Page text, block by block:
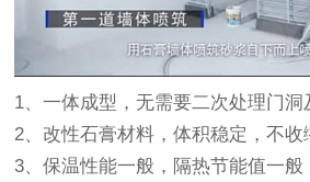
1、一体成型，无需要二次处理门洞
2、改性石膏材料，体积稳定，不收
3、保温性能一般，隔热节能值一般